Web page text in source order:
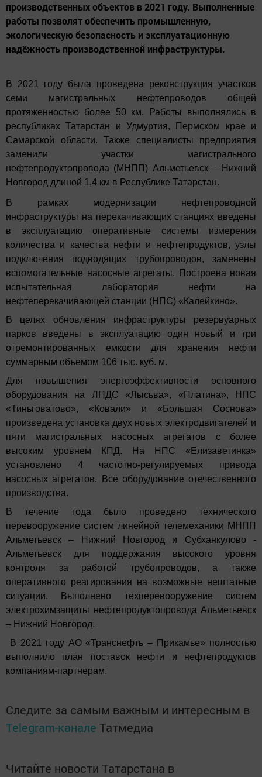
производственных объектов в 2021 году. Выполненные
работы позволят обеспечить промышленную,
экологическую безопасность и эксплуатационную
надёжность производственной инфраструктуры.
В 2021 году была проведена реконструкция участков
семи магистральных нефтепроводов общей
протяженностью более 50 км. Работы выполнялись в
республиках Татарстан и Удмуртия, Пермском крае и
Самарской области. Также специалисты предприятия
заменили участки магистрального
нефтепродуктопровода (МНПП) Альметьевск – Нижний
Новгород длиной 1,4 км в Республике Татарстан.
В рамках модернизации нефтепроводной
инфраструктуры на перекачивающих станциях введены
в эксплуатацию оперативные системы измерения
количества и качества нефти и нефтепродуктов, узлы
подключения подводящих трубопроводов, заменены
вспомогательные насосные агрегаты. Построена новая
испытательная лаборатория нефти на
нефтеперекачивающей станции (НПС) «Калейкино».
В целях обновления инфраструктуры резервуарных
парков введены в эксплуатацию один новый и три
отремонтированных емкости для хранения нефти
суммарным объемом 106 тыс. куб. м.
Для повышения энергоэффективности основного
оборудования на ЛПДС «Лысьва», «Платина», НПС
«Тиньговатово», «Ковали» и «Большая Соснова»
произведена установка двух новых электродвигателей и
пяти магистральных насосных агрегатов с более
высоким уровнем КПД. На НПС «Елизаветинка»
установлено 4 частотно-регулируемых привода
насосных агрегатов. Всё оборудование отечественного
производства.
В течение года было проведено технического
перевооружение систем линейной телемеханики МНПП
Альметьевск – Нижний Новгород и Субханкулово -
Альметьевск для поддержания высокого уровня
контроля за работой трубопроводов, а также
оперативного реагирования на возможные нештатные
ситуации. Выполнено техперевооружение систем
электрохимзащиты нефтепродуктопровода Альметьевск
– Нижний Новгород.
В 2021 году АО «Транснефть – Прикамье» полностью
выполнило план поставок нефти и нефтепродуктов
компаниям-партнерам.
Следите за самым важным и интересным в
Telegram-канале Татмедиа
Читайте новости Татарстана в